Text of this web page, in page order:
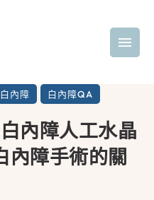
白內障 白內障QA
內障人工水晶
內障手術的關